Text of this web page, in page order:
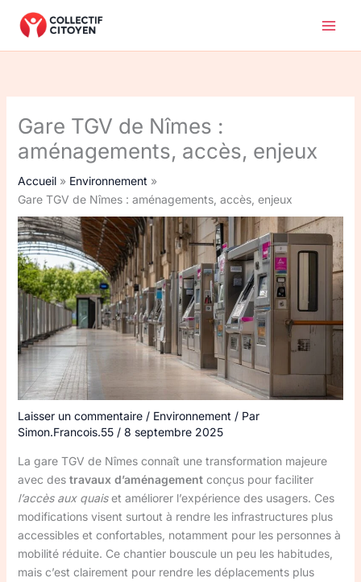
Gare TGV de Nîmes :
aménagements, accès, enjeux
Accueil
Environnement
Gare TGV de Nîmes : aménagements, accès, enjeux
Laisser un commentaire / Environnement / Par
Simon.Francois.55 / 8 septembre 2025
La gare TGV de Nîmes connaît une transformation majeure
avec des travaux d’aménagementconçus pour faciliter
l’accès aux quaiset améliorer l’expérience des usagers. Ces
modifications visent surtout à rendre les infrastructures plus
accessibles et confortables, notamment pour les personnes à
mobilité réduite. Ce chantier bouscule un peu les habitudes,
mais c’est clairement pour rendre les déplacements plus